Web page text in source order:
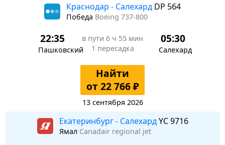
Краснодар - Салехард DP 564
Победа Boeing 737-800
22:35
Пашковский
в пути 6 ч 55 мин
1 пересадка
05:30
Салехард
Найти
от 22 766 ₽
13 сентября 2026
Екатеринбург - СалехардYC 9716
Ямал Canadair regional jet